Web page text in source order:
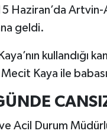
Haziran’da
geldi.
kullandığı
Kaya ile
Acil Durum